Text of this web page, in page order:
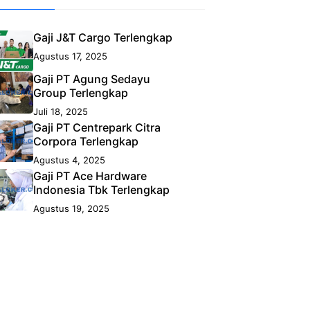
Gaji J&T Cargo Terlengkap
Agustus 17, 2025
Gaji PT Agung Sedayu
Group Terlengkap
Juli 18, 2025
Gaji PT Centrepark Citra
Corpora Terlengkap
Agustus 4, 2025
Gaji PT Ace Hardware
Indonesia Tbk Terlengkap
Agustus 19, 2025